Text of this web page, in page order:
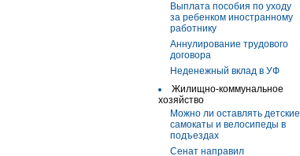
Выплата пособия по уходу
за ребенком иностранному
работнику
Аннулирование трудового
договора
Неденежный вклад в УФ
Жилищно-коммунальное
хозяйство
Можно ли оставлять детские
самокаты и велосипеды в
подъездах
Сенат направил